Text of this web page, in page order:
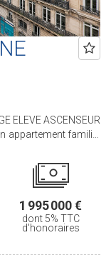
ELEVE ASCENSEUR
avec son parquet,
ETAGE avec
une salle à manger,
une salle de bains,
caves
1 995 000 €
dont 5% TTC
d'honoraires